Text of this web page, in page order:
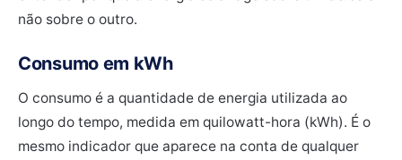
não sobre o outro.
Consumo em kWh
O consumo é a quantidade de energia utilizada ao
longo do tempo, medida em quilowatt-hora (kWh). É o
mesmo indicador que aparece na conta de qualquer